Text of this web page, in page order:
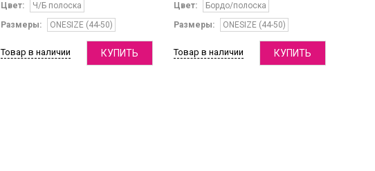
Цвет:
Ч/Б полоска
Размеры:
ONESIZE (44-50)
Товар в наличии КУПИТЬ
Цвет:
Бордо/полоска
Размеры:
ONESIZE (44-50)
Товар в наличии КУПИТЬ